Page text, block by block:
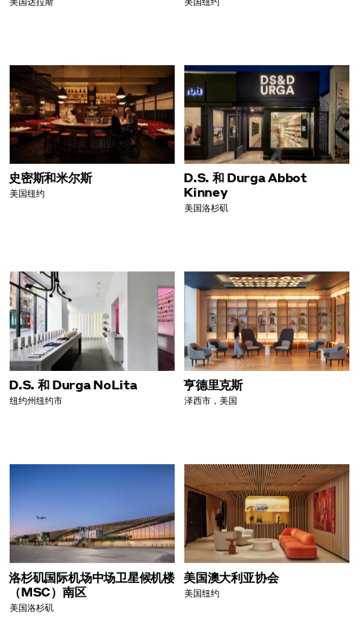
史密斯和米尔斯
美国纽约
D.S. 和 Durga Abbot
Kinney
美国洛杉矶
D.S. 和 Durga NoLita
纽约州纽约市
亨德里克斯
泽西市，美国
洛杉矶国际机场中场卫星候机楼
（MSC）南区
美国洛杉矶
美国澳大利亚协会
美国纽约